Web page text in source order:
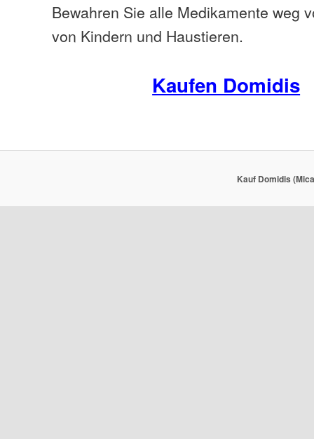
Bewahren Sie alle Medikamente weg
von Kindern und Haustieren.
Kaufen Domidis
Kauf Domidis